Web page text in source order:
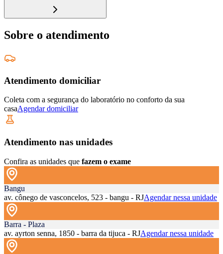
Sobre o atendimento
Atendimento domiciliar
Coleta com a segurança do laboratório no conforto da sua
casaAgendar domiciliar
Atendimento nas unidades
Confira as unidades que fazem o exame
Bangu
av. cônego de vasconcelos, 523 - bangu - RJAgendar nessa unidade
Barra - Plaza
av. ayrton senna, 1850 - barra da tijuca - RJAgendar nessa unidade